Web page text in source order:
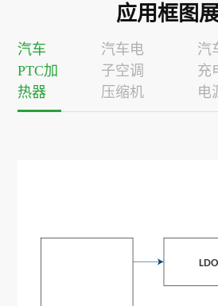
应用框图
汽车
PTC加
热器
汽车电
子空调
压缩机
汽
充
电